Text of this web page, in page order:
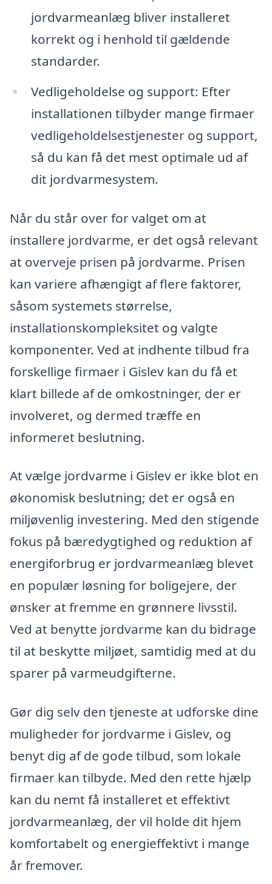
jordvarmeanlæg bliver installeret
korrekt og i henhold til gældende
standarder.
Vedligeholdelse og support: Efter
installationen tilbyder mange firmaer
vedligeholdelsestjenester og support,
så du kan få det mest optimale ud af
dit jordvarmesystem.
Når du står over for valget om at
installere jordvarme, er det også relevant
at overveje prisen på jordvarme. Prisen
kan variere afhængigt af flere faktorer,
såsom systemets størrelse,
installationskompleksitet og valgte
komponenter. Ved at indhente tilbud fra
forskellige firmaer i Gislev kan du få et
klart billede af de omkostninger, der er
involveret, og dermed træffe en
informeret beslutning.
At vælge jordvarme i Gislev er ikke blot en
økonomisk beslutning; det er også en
miljøvenlig investering. Med den stigende
fokus på bæredygtighed og reduktion af
energiforbrug er jordvarmeanlæg blevet
en populær løsning for boligejere, der
ønsker at fremme en grønnere livsstil.
Ved at benytte jordvarme kan du bidrage
til at beskytte miljøet, samtidig med at du
sparer på varmeudgifterne.
Gør dig selv den tjeneste at udforske dine
muligheder for jordvarme i Gislev, og
benyt dig af de gode tilbud, som lokale
firmaer kan tilbyde. Med den rette hjælp
kan du nemt få installeret et effektivt
jordvarmeanlæg, der vil holde dit hjem
komfortabelt og energieffektivt i mange
år fremover.